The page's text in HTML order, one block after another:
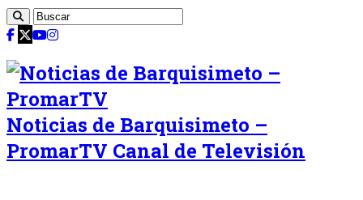
Noticias de Barquisimeto –
PromarTV Canal de Televisión